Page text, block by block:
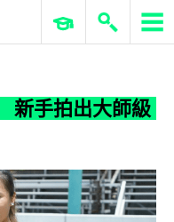
新手拍出大師級影片
ERP 與商業 AI
手拍出大師級